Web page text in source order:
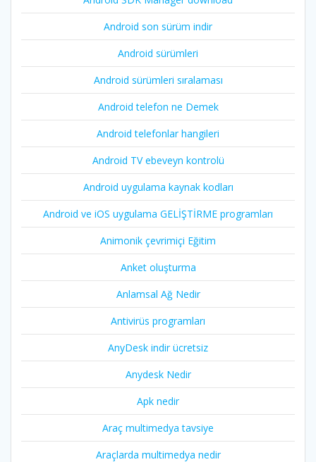
Android son sürüm indir
Android sürümleri
Android sürümleri sıralaması
Android telefon ne Demek
Android telefonlar hangileri
Android TV ebeveyn kontrolü
Android uygulama kaynak kodları
Android ve iOS uygulama GELİŞTİRME programları
Animonik çevrimiçi Eğitim
Anket oluşturma
Anlamsal Ağ Nedir
Antivirüs programları
AnyDesk indir ücretsiz
Anydesk Nedir
Apk nedir
Araç multimedya tavsiye
Araçlarda multimedya nedir